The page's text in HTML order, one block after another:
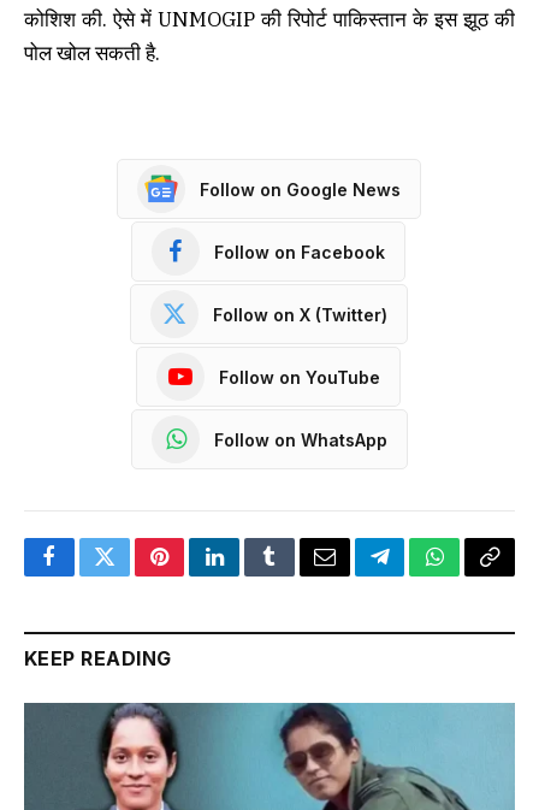
कोशिश की. ऐसे में UNMOGIP की रिपोर्ट पाकिस्तान के इस झूठ की
पोल खोल सकती है.
Follow on Google News
Follow on Facebook
Follow on X (Twitter)
Follow on YouTube
Follow on WhatsApp
FacebookTwitterPinterestLinkedInTumblrEmailTelegramWhatsApp
Copy
KEEP READING